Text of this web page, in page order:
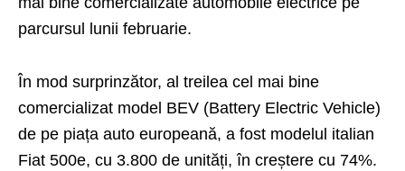
parcursul lunii februarie.
În mod surprinzător, al treilea cel mai bine
comercializat model BEV (Battery Electric Vehicle)
de pe piața auto europeană, a fost modelul italian
Fiat 500e, cu 3.800 de unități, în creștere cu 74%.